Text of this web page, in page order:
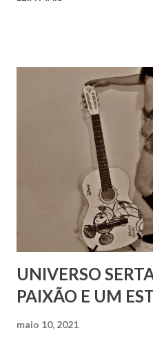
UNIVERSO
PAIXÃO E UM
maio 10, 2021